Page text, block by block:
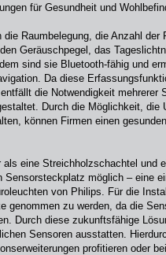
für Gesundheit und
Raumbelegung, die Anzahl der
Geräuschpegel, das
sind sie Bluetooth-fähig und
Da diese
die Notwendigkeit mehrerer
Durch die Möglichkeit, die
können Firmen einen
eine Streichholzschachtel und
Sensorsteckplatz möglich – eine
von Philips. Für die
genommen zu werden, da die
Durch diese zukunftsfähige
Sensoren ausstatten.
profitieren oder